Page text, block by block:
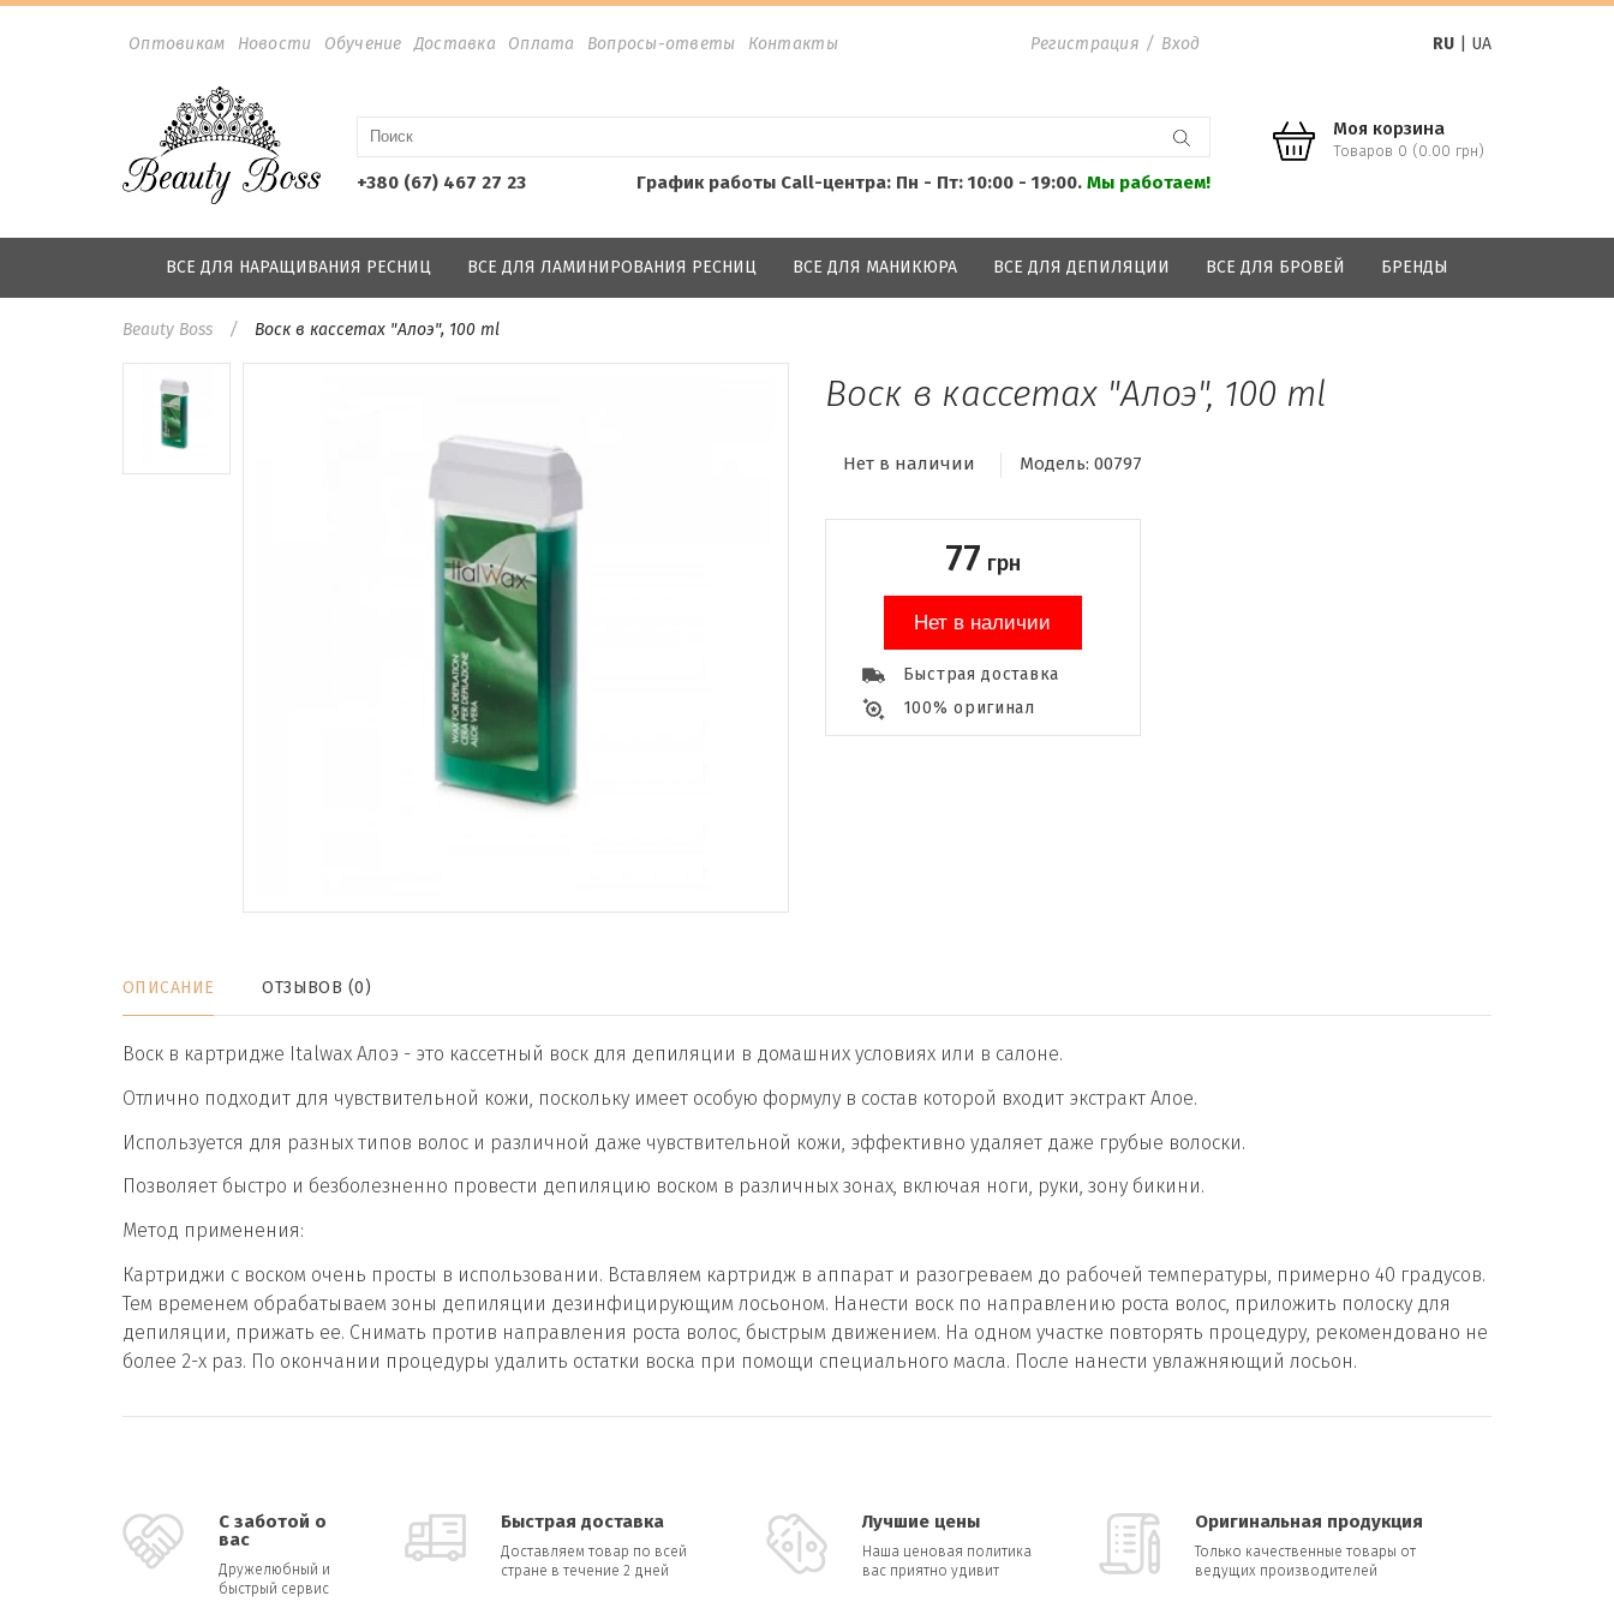
Оптовикам Новости Обучение Доставка Оплата Вопросы-ответы Контакты Регистрация / Вход RU| UA
+380 (67) 467 27 23 График работы Call-центра: Пн - Пт: 10:00 - 19:00. Мы работаем!
Моя корзина
Товаров 0 (0.00 грн)
ВСЕ ДЛЯ НАРАЩИВАНИЯ РЕСНИЦ ВСЕ ДЛЯ ЛАМИНИРОВАНИЯ РЕСНИЦ ВСЕ ДЛЯ МАНИКЮРА ВСЕ ДЛЯ ДЕПИЛЯЦИИ ВСЕ ДЛЯ БРОВЕЙ БРЕНДЫ
Beauty Boss Воск в кассетах "Алоэ", 100 ml
Воск в кассетах "Алоэ", 100 ml
Нет в наличии Модель: 00797
77 грн
Нет в наличии
Быстрая доставка
100% оригинал
ОПИСАНИЕ ОТЗЫВОВ (0)
Воск в картридже Italwax Алоэ - это кассетный воск для депиляции в домашних условиях или в салоне.
Отлично подходит для чувствительной кожи, поскольку имеет особую формулу в состав которой входит экстракт Алое.
Используется для разных типов волос и различной даже чувствительной кожи, эффективно удаляет даже грубые волоски.
Позволяет быстро и безболезненно провести депиляцию воском в различных зонах, включая ноги, руки, зону бикини.
Метод применения:
Картриджи с воском очень просты в использовании. Вставляем картридж в аппарат и разогреваем до рабочей температуры, примерно 40 градусов.
Тем временем обрабатываем зоны депиляции дезинфицирующим лосьоном. Нанести воск по направлению роста волос, приложить полоску для
депиляции, прижать ее. Снимать против направления роста волос, быстрым движением. На одном участке повторять процедуру, рекомендовано не
более 2-х раз. По окончании процедуры удалить остатки воска при помощи специального масла. После нанести увлажняющий лосьон.
С заботой о
вас
Дружелюбный и
быстрый сервис
Быстрая доставка
Доставляем товар по всей
стране в течение 2 дней
Лучшие цены
Наша ценовая политика
вас приятно удивит
Оригинальная продукция
Только качественные товары от
ведущих производителей